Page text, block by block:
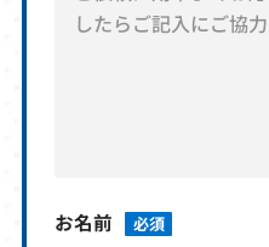
お名前 必須